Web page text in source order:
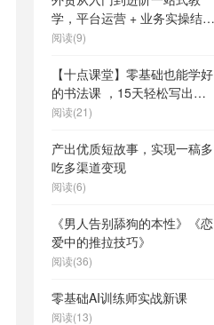
学，平台运营 + 业务实操结
合，实现业绩稳步增长
阅读(9)
【十点课堂】零基础也能学好
的书法课 ，15天轻松写出漂
亮人生
阅读(21)
产出优质短故事，实现一稿多
吃多渠道变现
阅读(6)
《男人告别舔狗的本性》《恋
爱中的推拉技巧》
阅读(36)
零基础AI训练师实战新课
阅读(13)